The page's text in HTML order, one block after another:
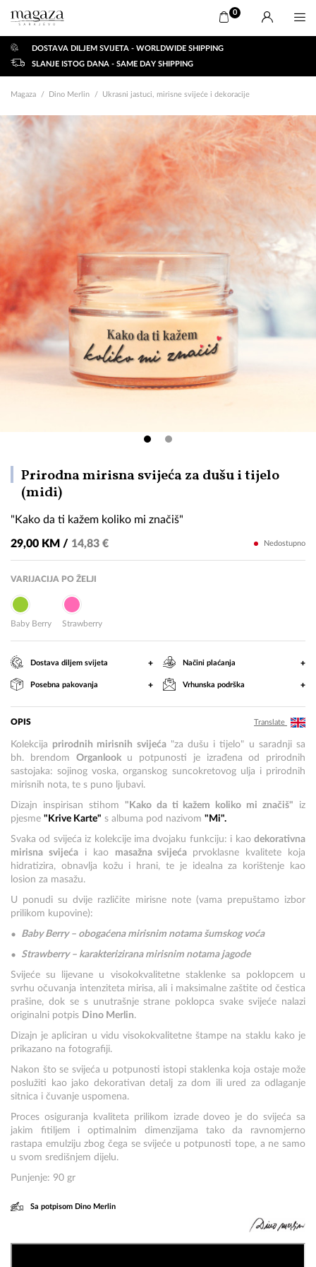
0
DOSTAVA DILJEM SVIJETA - WORLDWIDE SHIPPING
SLANJE ISTOG DANA - SAME DAY SHIPPING
Magaza Dino Merlin Ukrasni jastuci, mirisne svijeće i dekoracije
Prirodna mirisna svijeća za dušu i tijelo
(midi)"Kako
ti
kažem
koliko
mi
značiš"
"Kako da ti kažem koliko mi značiš"
29,00 KM / 14,83 € Nedostupno
VARIJACIJA PO ŽELJI
Baby Berry Strawberry
Dostava diljem svijeta + Načini plaćanja +
Posebna pakovanja + Vrhunska podrška +
OPIS Translate
Kolekcija prirodnih mirisnih svijeća"za dušu i tijelo" u saradnji sa
bh. brendom
Organlook
u potpunosti je izrađena od prirodnih
sastojaka: sojinog voska, organskog suncokretovog ulja i prirodnih
mirisnih nota, te s puno ljubavi.
Dizajn inspirisan stihom "Kako da ti kažem koliko mi značiš" iz
pjesme "Krive Karte" s albuma pod nazivom "Mi".
Svaka od svijeća iz kolekcije ima dvojaku funkciju: i kao dekorativna
mirisna svijećai kao masažna svijeća prvoklasne kvalitete koja
hidratizira, obnavlja kožu i hrani, te je idealna za korištenje kao
losion za masažu.
U ponudi su dvije različite mirisne note (vama prepuštamo izbor
prilikom kupovine):
Baby Berry – obogaćena mirisnim notama šumskog voća
Strawberry – karakterizirana mirisnim notama jagode
Svijeće su lijevane u visokokvalitetne staklenke sa poklopcem u
svrhu očuvanja intenziteta mirisa, ali i maksimalne zaštite od čestica
prašine, dok se s unutrašnje strane poklopca svake svijeće nalazi
originalni potpis Dino Merlin.
Dizajn je apliciran u vidu visokokvalitetne štampe na staklu kako je
prikazano na fotografiji.
Nakon što se svijeća u potpunosti istopi staklenka koja ostaje može
poslužiti kao jako dekorativan detalj za dom ili ured za odlaganje
sitnica i čuvanje uspomena.
Proces osiguranja kvaliteta prilikom izrade doveo je do svijeća sa
jakim fitiljem i optimalnim dimenzijama tako da ravnomjerno
rastapa emulziju zbog čega se svijeće u potpunosti tope, a ne samo
u svom središnjem dijelu.
Punjenje: 90 gr
Sa potpisom Dino Merlin